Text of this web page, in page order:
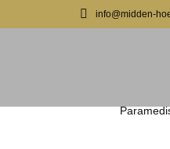
info@midden-